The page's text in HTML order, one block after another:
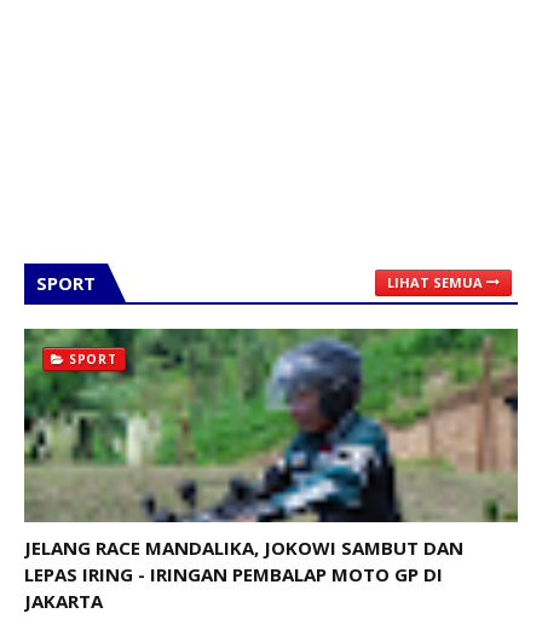
SPORT LIHAT SEMUA
SPORT
JELANG RACE MANDALIKA, JOKOWI SAMBUT DAN
LEPAS IRING - IRINGAN PEMBALAP MOTO GP DI
JAKARTA